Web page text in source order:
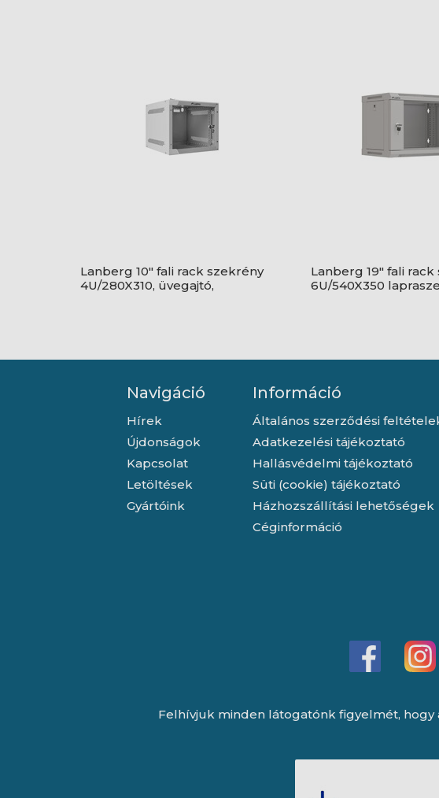
Lanberg 10" fali rack szekrény
4U/280X310, üvegajtó,
Lanberg 19" fali
6U/540X350
Navigáció
Hírek
Újdonságok
Kapcsolat
Letöltések
Gyártóink
Információ
Általános szerződési
Adatkezelési tájékoztató
Hallásvédelmi tájékoztató
Süti (cookie) tájékoztató
Házhozszállítási lehetőségek
Céginformáció
Felhívjuk minden látogatónk figyelmét,